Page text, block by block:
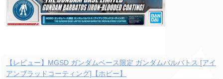
【レビュー】MGSD ガンダムベース限定 ガンダムバルバトス [アイ
アンブラッドコーティング]【ホビー】